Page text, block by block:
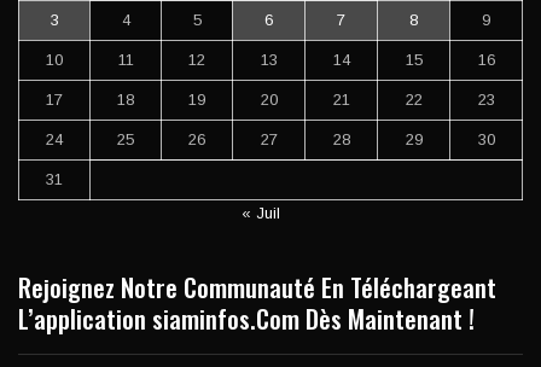
3 4 5 6 7 8 9
10 11 12 13 14 15 16
17 18 19 20 21 22 23
24 25 26 27 28 29 30
31
« Juil
Rejoignez Notre Communauté En Téléchargeant
L’application siaminfos.Com Dès Maintenant !